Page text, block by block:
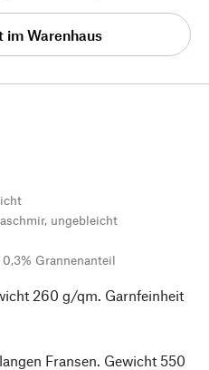
im Warenhaus
ungebleicht
Grannenanteil
260 g/qm. Garnfeinheit
Fransen. Gewicht 550